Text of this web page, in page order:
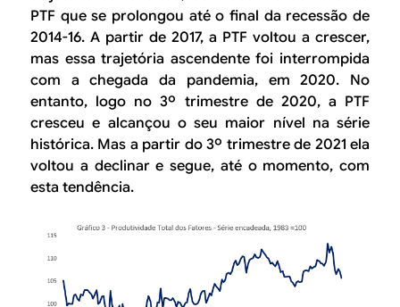
PTF que se prolongou até o final da recessão de
2014-16. A partir de 2017, a PTF voltou a crescer,
mas essa trajetória ascendente foi interrompida
com a chegada da pandemia, em 2020. No
entanto, logo no 3º trimestre de 2020, a PTF
cresceu e alcançou o seu maior nível na série
histórica. Mas a partir do 3º trimestre de 2021 ela
voltou a declinar e segue, até o momento, com
esta tendência.